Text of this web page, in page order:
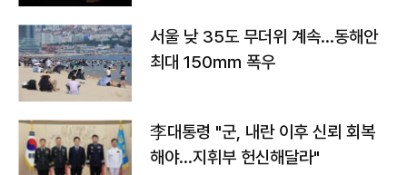
서울 낮 35도 무더위 계속…동해안
최대 150㎜ 폭우
李대통령 "군, 내란 이후 신뢰 회복
해야…지휘부 헌신해달라"